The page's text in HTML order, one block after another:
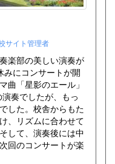
サイト管理者
楽部の美しい演奏が
にコンサートが開
曲「星影のエール」
奏でしたが、もっ
した。校舎からもた
、リズムに合わせて
して、演奏後には中
回のコンサートが楽